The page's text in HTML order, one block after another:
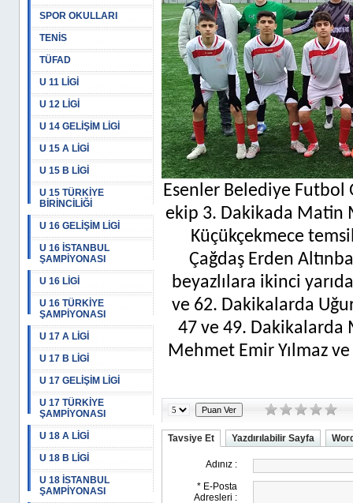
SPOR OKULLARI
TENİS
TÜFAD
U 11 LİGİ
U 12 LİGİ
U 14 GELİŞİM LİGİ
U 15 A LİGİ
U 15 B LİGİ
U 15 TÜRKİYE
BİRİNCİLİĞİ
U 16 GELİŞİM LİGİ
U 16 İSTANBUL
ŞAMPİYONASI
U 16 LİGİ
U 16 TÜRKİYE
ŞAMPİYONASI
U 17 A LİGİ
U 17 B LİGİ
U 17 GELİŞİM LİGİ
U 17 TÜRKİYE
ŞAMPİYONASI
U 18 A LİGİ
U 18 B LİGİ
U 18 İSTANBUL
ŞAMPİYONASI
Esenler Belediye Futbol
ekip 3. Dakikada Matin
Küçükçekmece
Çağdaş Erden
beyazlılara ikinci
ve 62. Dakikalarda
47 ve 49. Dakikalarda
Mehmet Emir Yılmaz
Tavsiye Et Yazdırılabilir Sayfa